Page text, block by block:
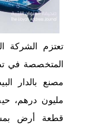
تعتزم الشركة
المتخصصة في
مليون درهم،